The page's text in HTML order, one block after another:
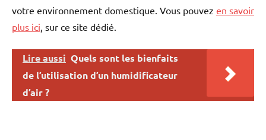
d'alimentation : 220 - 240 V / 50
vertical : 5 m et 100 m</li>
<li>Dimensions L x H x P : 363 x
votre environnement domestique. Vous pouvez en savoir
plus ici, sur ce site dédié.
Lire aussi Quels sont les bienfaits
de l’utilisation d’un humidificateur
d’air ?